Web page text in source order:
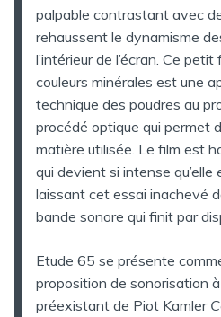
palpable contrastant avec
rehaussent le dynamisme
l’intérieur de l’écran. Ce
couleurs minérales est une
technique des poudres au
procédé optique qui permet
matière utilisée. Le film est
qui devient si intense
laissant cet essai inachevé
bande sonore qui finit par
Etude 65 se présente
proposition de sonorisation
préexistant de Piot Kamler